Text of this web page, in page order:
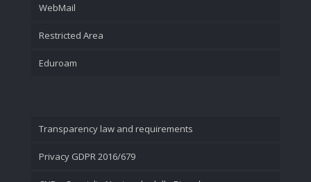
WebMail
Restricted Area
Eduroam
Transparency law and requirements
Privacy GDPR 2016/679